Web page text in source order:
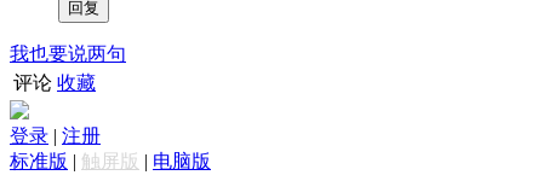
我也要说两句
评论 收藏
登录 | 注册
标准版 | 触屏版 | 电脑版